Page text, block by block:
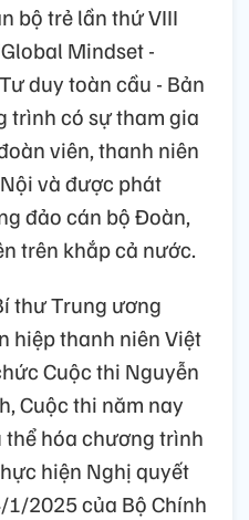
bộ trẻ lần thứ VIII
Mindset -
duy toàn cầu - Bản
trình có sự tham gia
viên, thanh niên
và được phát
đảo cán bộ Đoàn,
trên khắp cả nước.
thư Trung ương
hiệp thanh niên Việt
Cuộc thi Nguyễn
Cuộc thi năm nay
hóa chương trình
hiện Nghị quyết
2025 của Bộ Chính